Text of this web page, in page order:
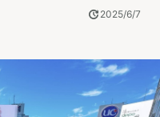
2025/6/7